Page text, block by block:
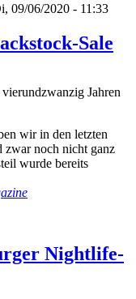
09/06/2020 - 11:33
Sale
Jahren
wir in den letzten
zwar noch nicht ganz
wurde bereits
Nightlife-